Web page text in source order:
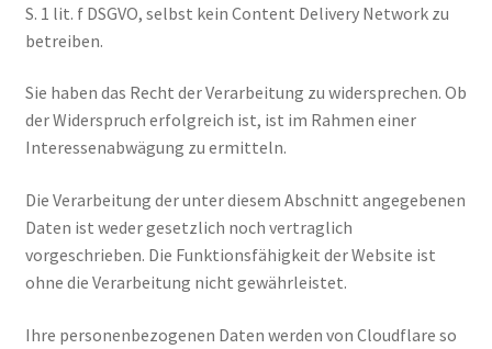
S. 1 lit. f DSGVO, selbst kein Content Delivery Network zu
betreiben.
Sie haben das Recht der Verarbeitung zu widersprechen. Ob
der Widerspruch erfolgreich ist, ist im Rahmen einer
Interessenabwägung zu ermitteln.
Die Verarbeitung der unter diesem Abschnitt angegebenen
Daten ist weder gesetzlich noch vertraglich
vorgeschrieben. Die Funktionsfähigkeit der Website ist
ohne die Verarbeitung nicht gewährleistet.
Ihre personenbezogenen Daten werden von Cloudflare so